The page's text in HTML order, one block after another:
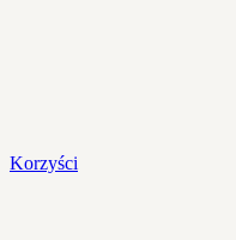
Korzyści